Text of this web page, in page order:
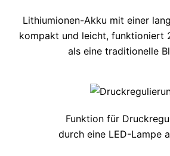
Lithiumionen-Akku mit einer
kompakt und leicht, funktioniert
als eine traditionelle
Funktion für
durch eine LED-Lampe